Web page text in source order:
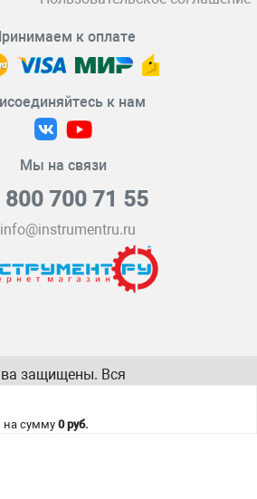
к оплате
к нам
Мы на связи
800 700 71 55
info@instrumentru.ru
защищены. Вся
собственность
на сумму 0 руб.